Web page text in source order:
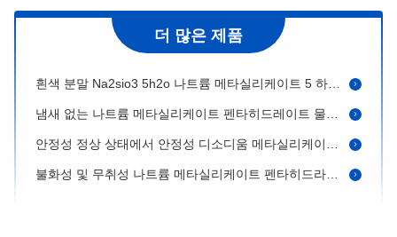
더 많은 제품
나트륨 메타실리케이트 펜타히드레이트 산업용 용품 용품 불화성 및 고분자 중량 212.14g/mol